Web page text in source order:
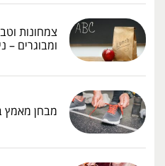
צמחונות
ומבוגרים –
מבחן מאמץ